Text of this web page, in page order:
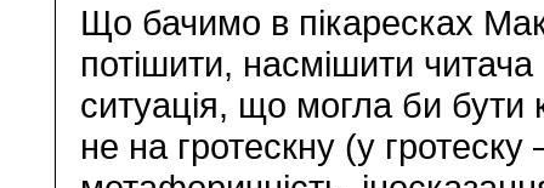
Що бачимо в пікаресках
потішити, насмішити читача
ситуація, що могла би бути
не на гротескну (у